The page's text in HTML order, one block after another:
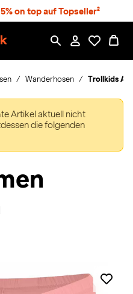
on top auf Topseller²
Wanderhosen Trollkids
Artikel aktuell nicht
die folgenden